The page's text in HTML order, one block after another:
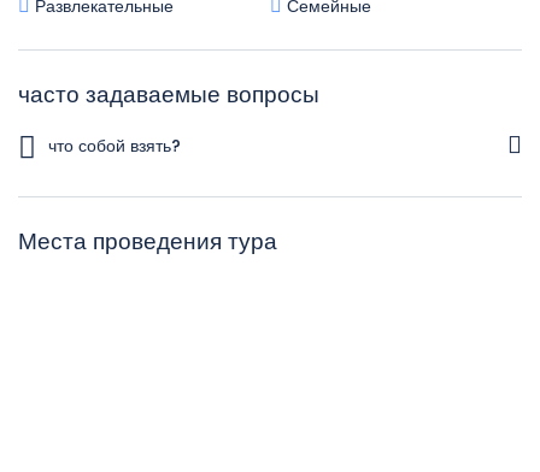
Развлекательные Семейные
часто задаваемые вопросы
что собой взять?
Фотоаппарат, кинокамера
Места проведения тура